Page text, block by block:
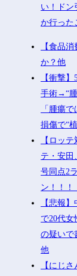
い！ドン
か行った
【食品
か？他
【衝撃
手術→“
「腫瘍
損傷で“
【ロッ
テ・安田
号同点2
ン！！！
【悲報
で20代
の疑いで
他
【にじ